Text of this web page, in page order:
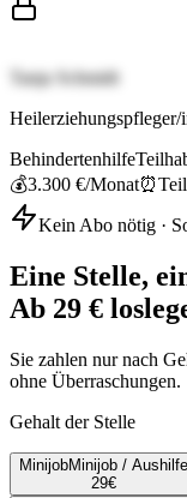
Tanja Schmidt
Heilerziehungspfleger/
Behindertenhilfe
💰3.300 €/Monat⏰
Kein Abo nötig ·
Eine Stelle,
Ab 29 €
Sie zahlen nur nach
ohne Überraschungen.
Gehalt der Stelle
MinijobMinijob / Aushilfe
29€